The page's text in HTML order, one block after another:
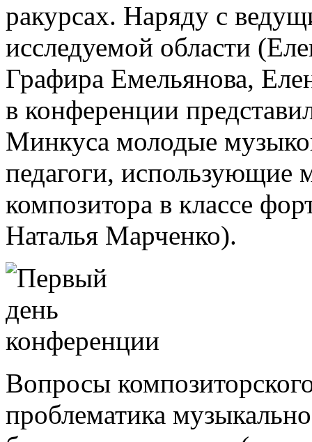
ракурсах. Наряду с
исследуемой области
Графира Емельянова,
в конференции
Минкуса молодые
педагоги, использующие
композитора в классе
Наталья Марченко).
Вопросы
проблематика